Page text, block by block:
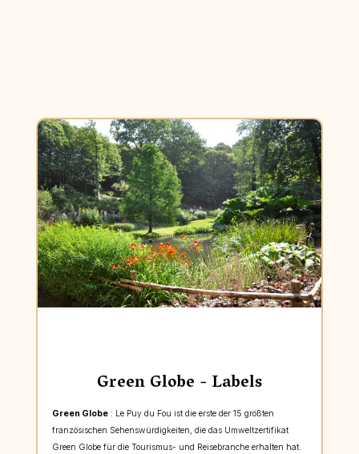
Green Globe - Labels
Green Globe: Le Puy du Fou ist die erste der 15 größten
französischen Sehenswürdigkeiten, die das Umweltzertifikat
Green Globe für die Tourismus- und Reisebranche erhalten hat.